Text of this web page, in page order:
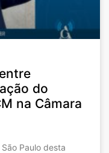
do
na Câmara
Paulo desta